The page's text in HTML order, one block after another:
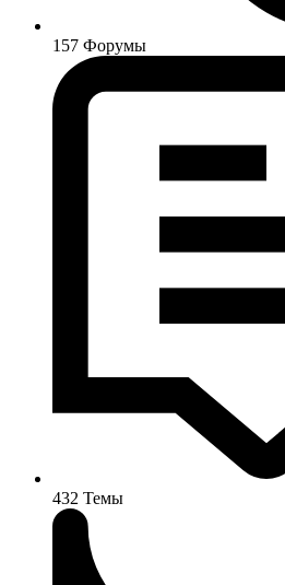
157 Форумы
432 Темы